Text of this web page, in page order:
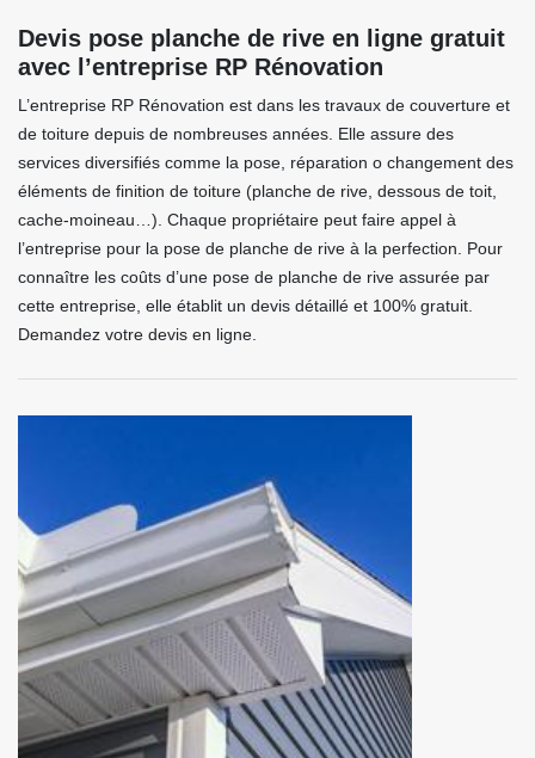
Devis pose planche de rive en ligne gratuit
avec l’entreprise RP Rénovation
L’entreprise RP Rénovation est dans les travaux de couverture et
de toiture depuis de nombreuses années. Elle assure des
services diversifiés comme la pose, réparation o changement des
éléments de finition de toiture (planche de rive, dessous de toit,
cache-moineau…). Chaque propriétaire peut faire appel à
l’entreprise pour la pose de planche de rive à la perfection. Pour
connaître les coûts d’une pose de planche de rive assurée par
cette entreprise, elle établit un devis détaillé et 100% gratuit.
Demandez votre devis en ligne.